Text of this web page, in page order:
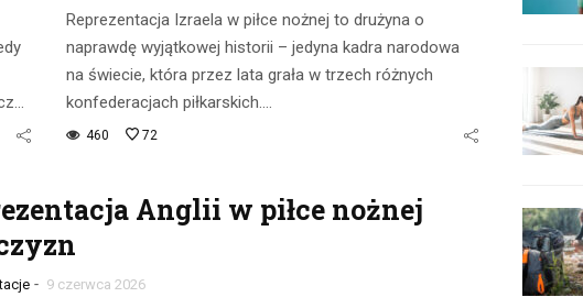
Reprezentacja Izraela w piłce nożnej to drużyna o
naprawdę wyjątkowej historii – jedyna kadra narodowa
na świecie, która przez lata grała w trzech różnych
konfederacjach piłkarskich.…
460 72
Anglii w piłce nożnej
- 9 czerwca 2026